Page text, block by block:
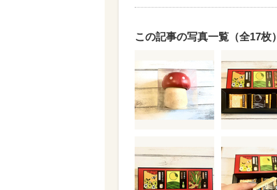
この記事の写真一覧（全17枚）